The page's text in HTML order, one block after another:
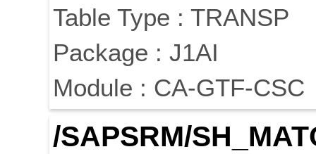
Table Type : TRANSP
Package : J1AI
Module : CA-GTF-CSC
/SAPSRM/